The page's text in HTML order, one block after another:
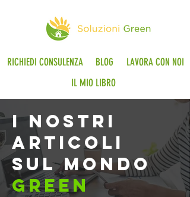
RICHIEDI CONSULENZA BLOG
LAVORA CON NOI
IL MIO LIBRO
i nostri
articoli
sul mondo
green